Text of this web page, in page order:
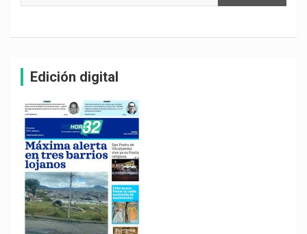
Edición digital